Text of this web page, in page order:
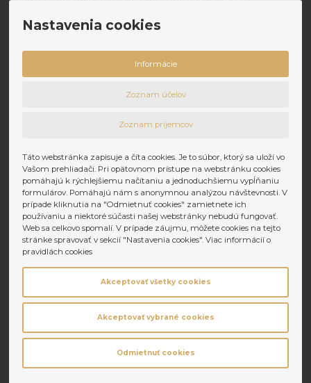
Banská Bystrica
Kancelárie Bakossová Banská Bystrica
Banská Bystrica
Prenájom kancelárie Rudlovská cesta Banská Bystrica.
Prenájom 650€
Komerčné priestory 86 m
Úspešnepredané a prenajaté
nehnuteľnosti
Prenajaté
Banská Bystrica
Nastavenia cookies
Informácie
Zoznam účelov
Zoznam príjemcov
Táto webstránka zapisuje a číta cookies. Je to súbor, ktorý sa uloží vo
Vašom prehliadači. Pri opätovnom prístupe na webstránku cookies
pomáhajú k rýchlejšiemu načítaniu a jednoduchšiemu vypĺňaniu
formulárov. Pomáhajú nám s anonymnou analýzou návštevnosti. V
prípade kliknutia na "Odmietnuť cookies" zamietnete ich
používaniu a niektoré súčasti našej webstránky nebudú fungovať.
Web sa celkovo spomalí. V prípade záujmu, môžete cookies na tejto
stránke spravovať v sekcií "Nastavenia cookies". Viac informácií o
pravidlách cookies
Akceptovať všetky cookies
Akceptovať vybrané cookies
Odmietnuť cookies